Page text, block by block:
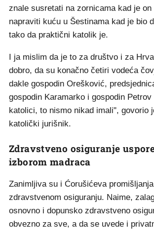
znale susretati na zornicama kad je on
napraviti kuću u Šestinama kad je bio
tako da praktični katolik je.
I ja mislim da je to za društvo i za
dobro, da su konačno četiri vodeća
dakle gospodin Orešković,
gospodin Karamarko i gospodin
katolici, to nismo nikad imali", govorio
katolički jurišnik.
Zdravstveno osiguranje
izborom madraca
Zanimljiva su i Ćorušićeva
zdravstvenom osiguranju. Naime,
osnovno i dopunsko zdravstveno
obvezno za sve, a da se uvede i